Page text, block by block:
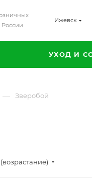
Ижевск
УХОД И
— Зверобой